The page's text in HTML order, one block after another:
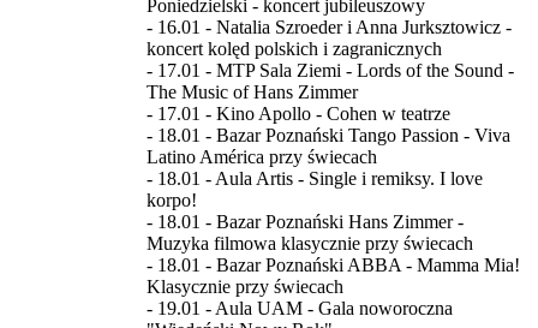
Poniedzielski - koncert jubileuszowy
- 16.01 - Natalia Szroeder i Anna Jurksztowicz -
koncert kolęd polskich i zagranicznych
- 17.01 - MTP Sala Ziemi - Lords of the Sound -
The Music of Hans Zimmer
- 17.01 - Kino Apollo - Cohen w teatrze
- 18.01 - Bazar Poznański Tango Passion - Viva
Latino América przy świecach
- 18.01 - Aula Artis - Single i remiksy. I love
korpo!
- 18.01 - Bazar Poznański Hans Zimmer -
Muzyka filmowa klasycznie przy świecach
- 18.01 - Bazar Poznański ABBA - Mamma Mia!
Klasycznie przy świecach
- 19.01 - Aula UAM - Gala noworoczna